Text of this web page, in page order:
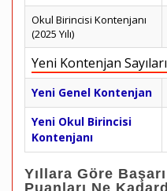
Okul Birincisi Kontenjanı
(2025 Yılı)
Yeni Kontenjan Sayıları
Yeni Genel Kontenjan
Yeni Okul Birincisi
Kontenjanı
Yıllara Göre
Puanları Ne